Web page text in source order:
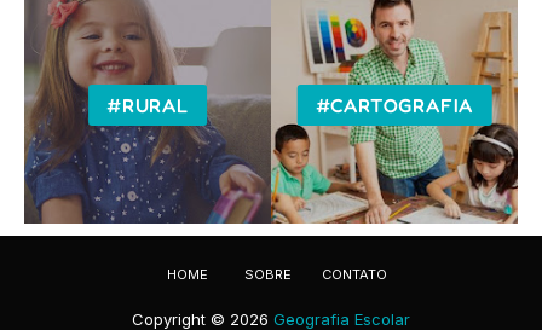
#RURAL #CARTOGRAFIA
HOME SOBRE CONTATO
Copyright © 2026 Geografia Escolar